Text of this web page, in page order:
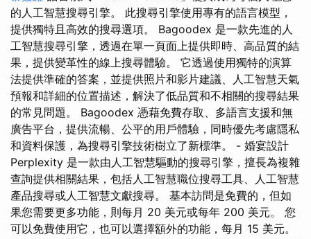
的人工智慧搜尋引擎。 此搜尋引擎使用專有的語言模型，
提供獨特且高效的搜尋選項。 Bagoodex 是一款先進的人
工智慧搜尋引擎，透過在單一頁面上提供即時、高品質的結
果，提供變革性的線上搜尋體驗。 它透過使用獨特的演算
法提供準確的答案，並提供照片和影片建議、人工智慧天氣
預報和詳細的位置描述，解決了低品質和不相關的搜尋結果
的常見問題。 Bagoodex 憑藉免費存取、多語言支援和無
廣告平台，提供流暢、公平的用戶體驗，同時優先考慮隱私
和資料保護，為搜尋引擎技術樹立了新標準。 - 婚宴設計
Perplexity 是一款由人工智慧驅動的搜尋引擎，擅長為複雜
查詢提供相關結果，包括人工智慧職位搜尋工具、人工智慧
產品搜尋或人工智慧文獻搜尋。 基本訪問是免費的，但如
果您需要更多功能，則每月 20 美元或每年 200 美元。 您
可以免費使用它，也可以選擇額外的功能，每月 15 美元。